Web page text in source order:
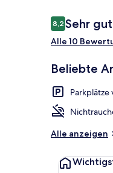
Bewertungen
8,28,2 von 10.
Sehr gut
Alle 10
Beliebte
Alle anzeigen